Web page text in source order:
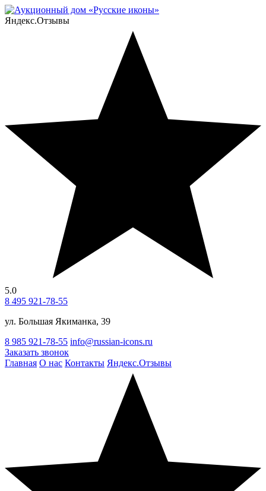
Яндекс.Отзывы
5.0
8 495 921-78-55
ул. Большая Якиманка, 39
8 985 921-78-55 info@russian-icons.ru
Заказать звонок
Главная О нас Контакты Яндекс.Отзывы